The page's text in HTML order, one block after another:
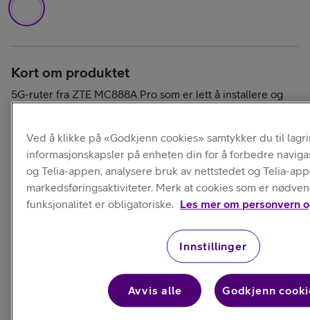
Kort om produktet
5G-ruter fra ZTE MC888A Pro som er lett å installere og
støtter både 5G- og 4G-hastigheter. Den nyeste Wi-Fi-
Ved å klikke på «Godkjenn cookies» samtykker du til
informasjonskapsler på enheten din for å forbedre
og Telia-appen, analysere bruk av nettstedet og Telia-
markedsføringsaktiviteter. Merk at cookies som er
funksjonalitet er obligatoriske. Les mer om personvern
Innstillinger
Avvis alle Godkjenn